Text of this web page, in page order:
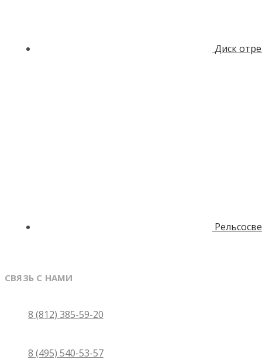
Диск
СВЯЗЬ С НАМИ
8 (812) 385-59-20
8 (495) 540-53-57